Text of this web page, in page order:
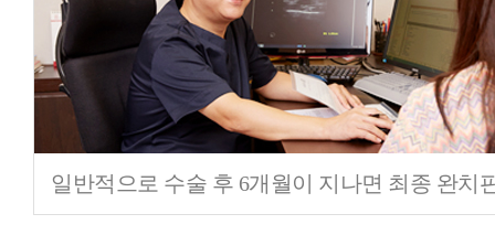
일반적으로 수술 후 6개월이 지나면 최종 완치